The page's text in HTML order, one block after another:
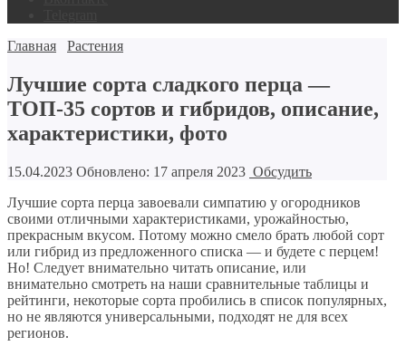
Главная
Растения
Лучшие сорта сладкого перца —
ТОП-35 сортов и гибридов, описание,
характеристики, фото
15.04.2023 Обновлено: 17 апреля 2023 Обсудить
Лучшие сорта перца завоевали симпатию у огородников
своими отличными характеристиками, урожайностью,
прекрасным вкусом. Потому можно смело брать любой сорт
или гибрид из предложенного списка — и будете с перцем!
Но! Следует внимательно читать описание, или
внимательно смотреть на наши сравнительные таблицы и
рейтинги, некоторые сорта пробились в список популярных,
но не являются универсальными, подходят не для всех
регионов.